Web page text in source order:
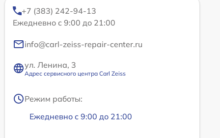
+7 (383) 242-94-13
Ежедневно с 9:00 до 21:00
info@carl-zeiss-repair-center.ru
ул. Ленина, 3
Адрес сервисного центра Carl Zeiss
Режим работы:
Ежедневно с 9:00 до 21:00